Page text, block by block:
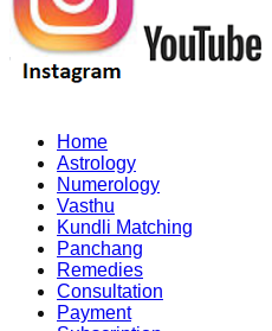
Home
Astrology
Numerology
Vasthu
Kundli Matching
Panchang
Remedies
Consultation
Payment